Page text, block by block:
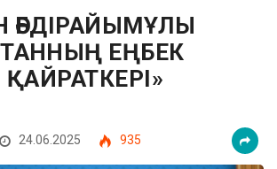
ӘБДІРАЙЫМҰЛЫ
ЕҢБЕК
ҚАЙРАТКЕРІ»
24.06.2025 935